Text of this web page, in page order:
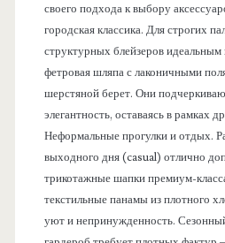
своего подхода к выбору
городская классика. Для строгих
структурных блейзеров идеальным
фетровая шляпа с лаконичными
шерстяной берет. Они
элегантность, оставаясь в рамках
Неформальные прогулки и отдых.
выходного дня (casual) отлично
трикотажные шапки премиум-
текстильные панамы из плотного
уют и непринужденность.